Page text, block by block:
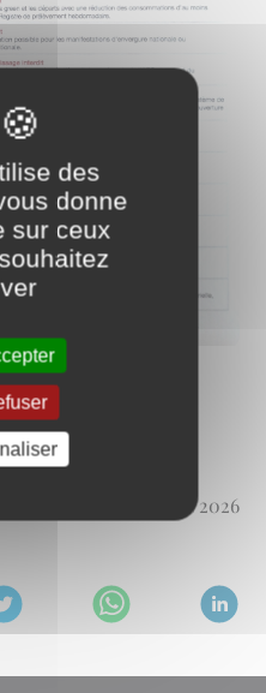
02/07/2026
des
donne
sur ceux